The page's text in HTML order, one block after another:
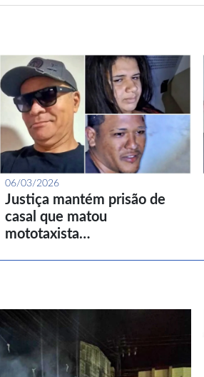
06/03/2026
Justiça mantém prisão de
casal que matou
mototaxista…